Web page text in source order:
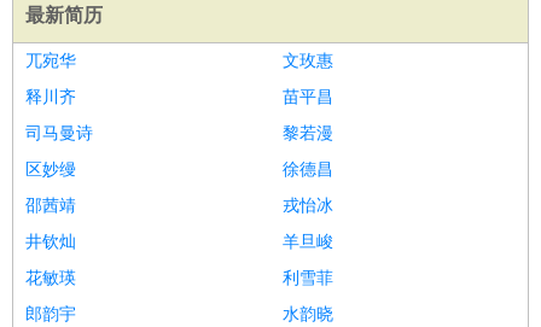
最新简历
兀宛华
文玫惠
释川齐
苗平昌
司马曼诗
黎若漫
区妙缦
徐德昌
邵茜靖
戎怡冰
井钦灿
羊旦峻
花敏瑛
利雪菲
郎韵宇
水韵晓